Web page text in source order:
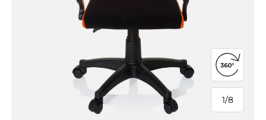
1/
von
8
360°-